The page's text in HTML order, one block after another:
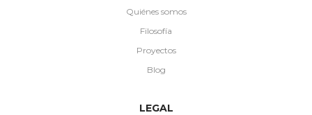
Quiénes somos
Filosofía
Proyectos
Blog
LEGAL